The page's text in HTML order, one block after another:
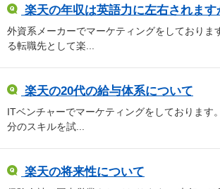
楽天の年収は英語力に左右されます
外資系メーカーでマーケティングをしておりま
る転職先として楽...
楽天の20代の給与体系について
ITベンチャーでマーケティングをしております
分のスキルを試...
楽天の将来性について